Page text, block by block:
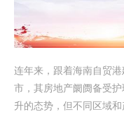
连年来，跟着海南自贸
市，其房地产阛阓备受
升的态势，但不同区域和